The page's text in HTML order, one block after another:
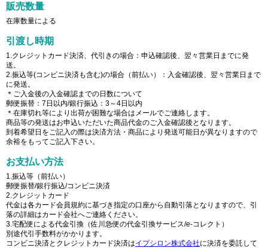
販売数量
在庫数量による
引渡し時期
1.クレジットカード決済、代引きの場合：申込確認後、翌々営業日までに発
送。
2.振込等(コンビニ決済も含む)の場合（前払い）：入金確認後、翌々営業日まで
に発送。
＊ご入金後の入金確認までの日数について
郵便振替：7日以内/銀行振込：3～4日以内
＊在庫切れ等により出荷が困難な場合はメールでご連絡します。
商品等の発送はお申込いただいた商品代金のご入金確認後となります。
到着希望日をご記入の際は決済方法・商品により発送可能日が異なりますので
余裕をもってご記入下さい。
お支払い方法
1.振込等（前払い）
郵便振替/銀行振込/コンビニ決済
2.クレジットカード
代金は各カード会員規約に基づき指定の口座から自動引落となりますので、引
落の詳細はカード会社へご連絡ください。
3.宅配便による代金引換（佐川急便の代金引換サービス/e-コレクト）
別途代引手数料がかかります。
コンビニ決済とクレジットカード決済はイプシロン株式会社に決済を委託して